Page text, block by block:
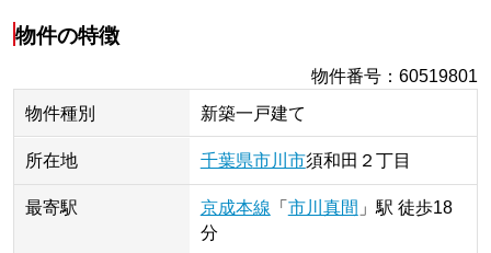
物件の特徴
物件番号 ：60519801
物件種別
新築一戸建て
所在地 千葉県市川市須和田 ２丁目
最寄駅 京成本線 「 市川真間 」駅 徒歩18
分